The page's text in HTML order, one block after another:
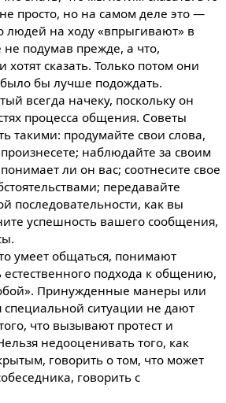
просто, но на самом деле это —
людей на ходу «впрыгивают» в
подумав прежде, а что,
хотят сказать. Только потом они
бы лучше подождать.
всегда начеку, поскольку он
процесса общения. Советы
такими: продумайте свои слова,
наблюдайте за своим
ли он вас; соотнесите свое
передавайте
последовательности, как вы
успешность вашего сообщения,
умеет общаться, понимают
естественного подхода к общению,
Принужденные манеры или
ситуации не дают
что вызывают протест и
недооценивать того, как
говорить о том, что может
говорить с